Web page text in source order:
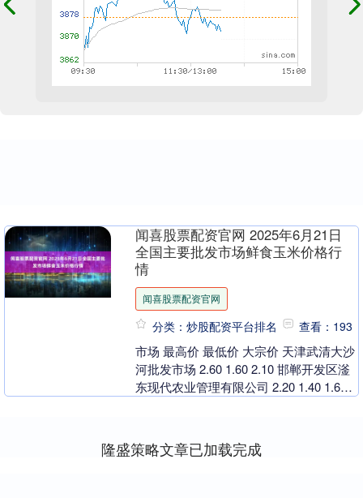
闻喜股票配资官网 2025年6月21日
全国主要批发市场鲜食玉米价格行
情
闻喜股票配资官网
分类：炒股配资平台排名 查看：193
市场 最高价 最低价 大宗价 天津武清大沙
河批发市场 2.60 1.60 2.10 邯郸开发区滏
东现代农业管理有限公司 2.20 1.40 1.60
隆盛策略文章已加载完成